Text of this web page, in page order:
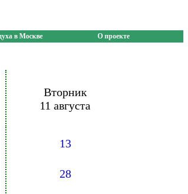
в Москве О проекте
Вторник
11 августа
13
28